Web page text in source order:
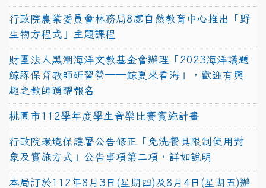
行政院農業委員會林務局8處自然教育中心推出「野
生物方程式」主題課程
財團法人黑潮海洋文教基金會辦理「2023海洋議題
鯨豚保育教師研習營──鯨夏來看海」，歡迎有興
趣之教師踴躍報名
桃園市112學年度學生音樂比賽實施計畫
行政院環境保護署公告修正「免洗餐具限制使用對
象及實施方式」公告事項第二項，詳如說明
本局訂於112年8月3日(星期四)及8月4日(星期五)辦